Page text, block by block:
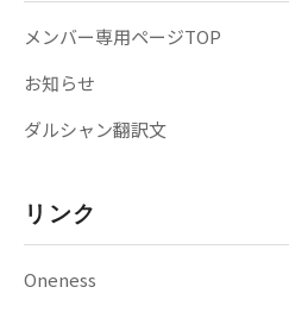
メンバー専用ページTOP
お知らせ
ダルシャン翻訳文
リンク
Oneness